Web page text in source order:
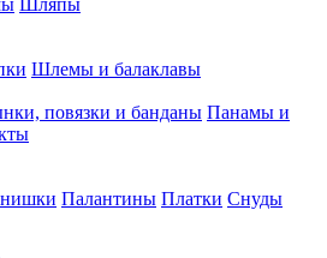
Шляпы
Шлемы и балаклавы
повязки и банданы Панамы и
Палантины Платки Снуды